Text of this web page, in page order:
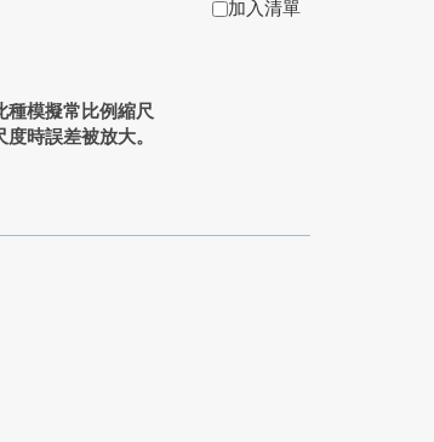
種模擬常比例縮尺
時誤差被放大。
加入清單